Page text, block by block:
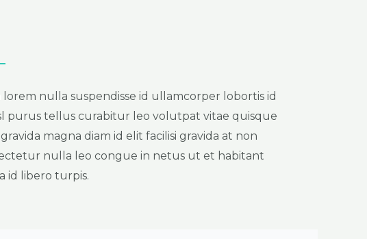
lorem nulla suspendisse id ullamcorper lobortis id
purus tellus curabitur leo volutpat vitae quisque
magna diam id elit facilisi gravida at non
nulla leo congue in netus ut et habitant
id libero turpis.